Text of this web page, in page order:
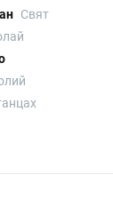
Свят